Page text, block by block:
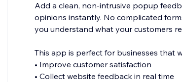
Add a clean, non-intrusive popup
opinions instantly. No complicated
you understand what your customers
This app is perfect for businesses that
• Improve customer satisfaction
• Collect website feedback in real time